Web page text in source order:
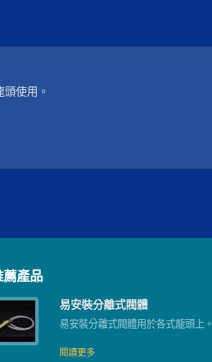
使用。
薦產品
易安裝分離式閥體
易安裝分離式閥體用於各式龍頭上。
閱讀更多